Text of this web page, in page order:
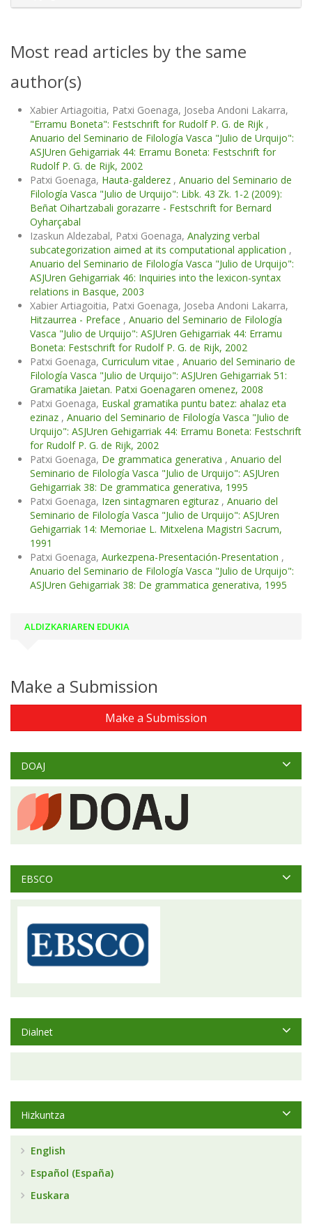
Most read articles by the same
author(s)
Xabier Artiagoitia, Patxi Goenaga, Joseba Andoni Lakarra,
"Erramu Boneta": Festschrift for Rudolf P. G. de Rijk ,
Anuario del Seminario de Filología Vasca "Julio de Urquijo":
ASJUren Gehigarriak 44: Erramu Boneta: Festschrift for
Rudolf P. G. de Rijk, 2002
Patxi Goenaga, Hauta-galderez , Anuario del Seminario de
Filología Vasca "Julio de Urquijo": Libk. 43 Zk. 1-2 (2009):
Beñat Oihartzabali gorazarre - Festschrift for Bernard
Oyharçabal
Izaskun Aldezabal, Patxi Goenaga, Analyzing verbal
subcategorization aimed at its computational application ,
Anuario del Seminario de Filología Vasca "Julio de Urquijo":
ASJUren Gehigarriak 46: Inquiries into the lexicon-syntax
relations in Basque, 2003
Xabier Artiagoitia, Patxi Goenaga, Joseba Andoni Lakarra,
Hitzaurrea - Preface , Anuario del Seminario de Filología
Vasca "Julio de Urquijo": ASJUren Gehigarriak 44: Erramu
Boneta: Festschrift for Rudolf P. G. de Rijk, 2002
Patxi Goenaga, Curriculum vitae , Anuario del Seminario de
Filología Vasca "Julio de Urquijo": ASJUren Gehigarriak 51:
Gramatika Jaietan. Patxi Goenagaren omenez, 2008
Patxi Goenaga, Euskal gramatika puntu batez: ahalaz eta
ezinaz , Anuario del Seminario de Filología Vasca "Julio de
Urquijo": ASJUren Gehigarriak 44: Erramu Boneta: Festschrift
for Rudolf P. G. de Rijk, 2002
Patxi Goenaga, De grammatica generativa , Anuario del
Seminario de Filología Vasca "Julio de Urquijo": ASJUren
Gehigarriak 38: De grammatica generativa, 1995
Patxi Goenaga, Izen sintagmaren egituraz , Anuario del
Seminario de Filología Vasca "Julio de Urquijo": ASJUren
Gehigarriak 14: Memoriae L. Mitxelena Magistri Sacrum,
1991
Patxi Goenaga, Aurkezpena-Presentación-Presentation ,
Anuario del Seminario de Filología Vasca "Julio de Urquijo":
ASJUren Gehigarriak 38: De grammatica generativa, 1995
ALDIZKARIAREN EDUKIA
Make a Submission
Make a Submission
DOAJ
EBSCO
Dialnet
Hizkuntza
English
Español (España)
Euskara